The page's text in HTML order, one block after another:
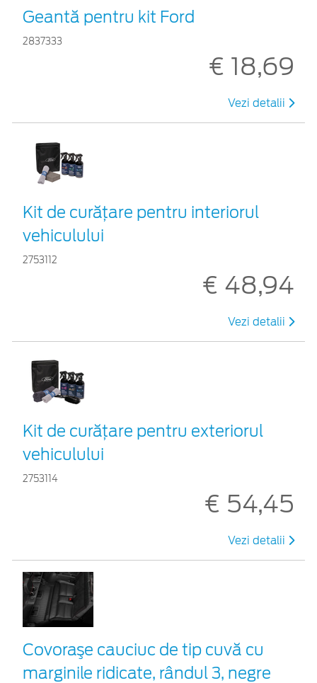
Geantă pentru kit Ford
2837333
€ 18,69
Vezi detalii
Kit de curățare pentru interiorul
vehiculului
2753112
€ 48,94
Vezi detalii
Kit de curățare pentru exteriorul
vehiculului
2753114
€ 54,45
Vezi detalii
Covoraşe cauciuc de tip cuvă cu
marginile ridicate, rândul 3, negre